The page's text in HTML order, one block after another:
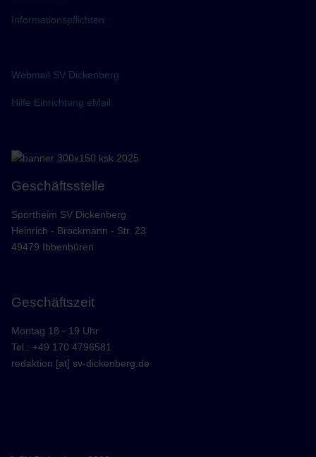
Informationspflichten
Webmail SV Dickenberg
Hilfe Einrichtung eMail
Geschäftsstelle
Sportheim SV Dickenberg
Heinrich - Brockmann - Str. 23
49479 Ibbenbüren
Geschäftszeit
Montag 18 - 19 Uhr
Tel.: +49 170 4796581
redaktion [at] sv-dickenberg.de